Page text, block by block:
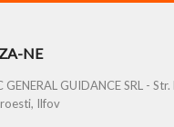
NE
GENERAL GUIDANCE SRL -
Ilfov